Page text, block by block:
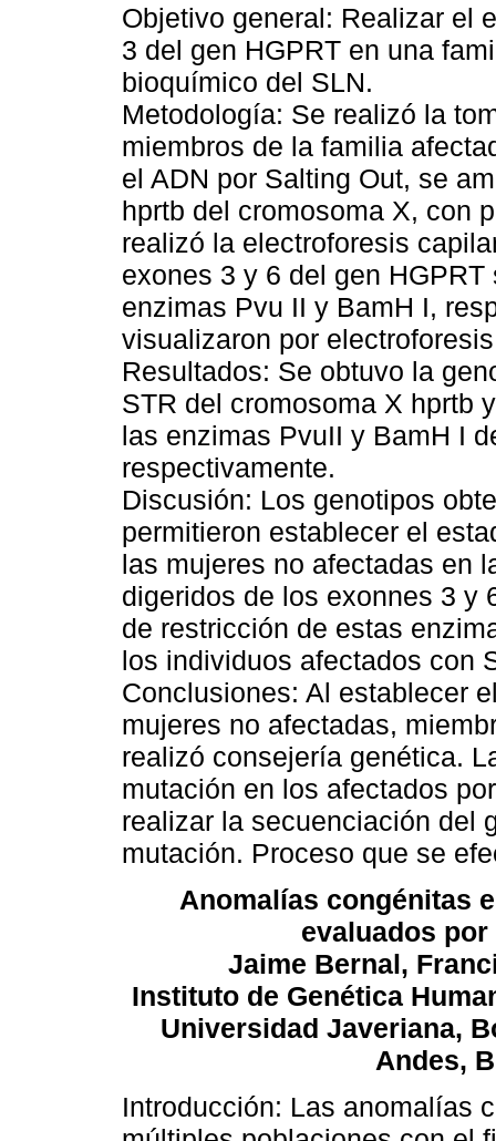
Objetivo general: Realizar el
3 del gen HGPRT en una
bioquímico del SLN.
Metodología: Se realizó la
miembros de la familia
el ADN por Salting Out, se
hprtb del cromosoma X, con
realizó la electroforesis
exones 3 y 6 del gen
enzimas Pvu II y BamH I,
visualizaron por
Resultados: Se obtuvo la
STR del cromosoma X hprtb
las enzimas PvuII y BamH I
respectivamente.
Discusión: Los genotipos
permitieron establecer el
las mujeres no afectadas en
digeridos de los exonnes 3 y
de restricción de estas
los individuos afectados con
Conclusiones: Al establecer
mujeres no afectadas,
realizó consejería genética.
mutación en los afectados
realizar la secuenciación del
mutación. Proceso que se
Anomalías congénitas
evaluados
Jaime Bernal,
Instituto de Genética
Universidad Javeriana,
Andes,
Introducción: Las anomalías